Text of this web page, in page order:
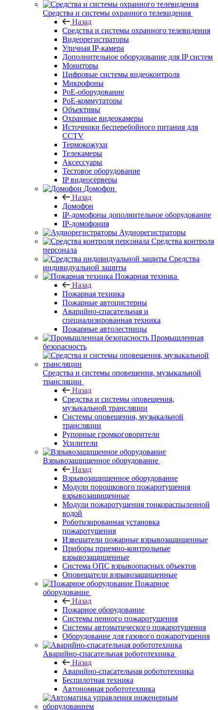
Средства и системы охранного телевидения
Назад
Средства и системы охранного телевидения
Видеорегистраторы
Уличная IP-камера
Дополнительное оборудование для IP систем
Мониторы
Цифровые системы видеоконтроля
Микрофоны
PoE-оборудование
PoE-коммутаторы
Объективы
Охранные видеокамеры
Источники бесперебойного питания для
CCTV
Термокожухи
Телекамеры
Аксессуары
Тестовое оборудование
IP видеосерверы
Домофон
Назад
Домофон
IP-домофоны дополнительное оборудование
IP-домофония
Аудиорегистраторы
Средства контроля
персонала
Средства
индивидуальной защиты
Пожарная техника
Назад
Пожарная техника
Пожарные автоцистерны
Аварийно-спасательная и
специализированная техника
Пожарные автолестницы
Промышленная
безопасность
Средства и системы оповещения, музыкальной
трансляции
Назад
Средства и системы оповещения,
музыкальной трансляции
Системы оповещения, музыкальной
трансляции
Рупорные громкоговорители
Усилители
Взрывозащищенное оборудование
Назад
Взрывозащищенное оборудование
Модули порошкового пожаротушения
взрывозащищенные
Модули пожаротушения тонкораспыленной
водой
Роботизированная установка
пожаротушения
Извещатели пожарные взрывозащищенные
Приборы приемно-контрольные
взрывозащищенные
Система ОПС взрывоопасных объектов
Оповещатели взрывозащищенные
Пожарное
оборудование
Назад
Пожарное оборудование
Системы пенного пожаротушения
Системы автоматического пожаротушения
Оборудование для газового пожаротушения
Аварийно-спасательная робототехника
Назад
Аварийно-спасательная робототехника
Беспилотная техника
Автономная робототехника